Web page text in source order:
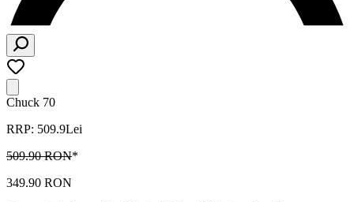
Chuck 70
RRP: 509.9Lei
509.90 RON*
349.90 RON